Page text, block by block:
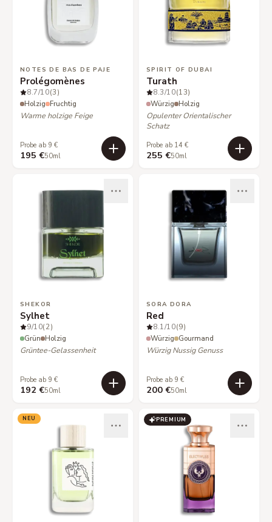
NOTES DE BAS DE PAJE
Prolégomènes
8.7/10(3)
Holzig Fruchtig
Warme holzige Feige
Probe ab 9 €
195 €50ml
SPIRIT OF DUBAI
Turath
8.3/10(13)
Würzig Holzig
Opulenter Orientalischer
Schatz
Probe ab 14 €
255 €50ml
SHEKOR
Sylhet
9/10(2)
Grün Holzig
Grüntee-Gelassenheit
Probe ab 9 €
192 €50ml
SORA DORA
Red
8.1/10(9)
Würzig Gourmand
Würzig Nussig Genuss
Probe ab 9 €
200 €50ml
NEU PREMIUM